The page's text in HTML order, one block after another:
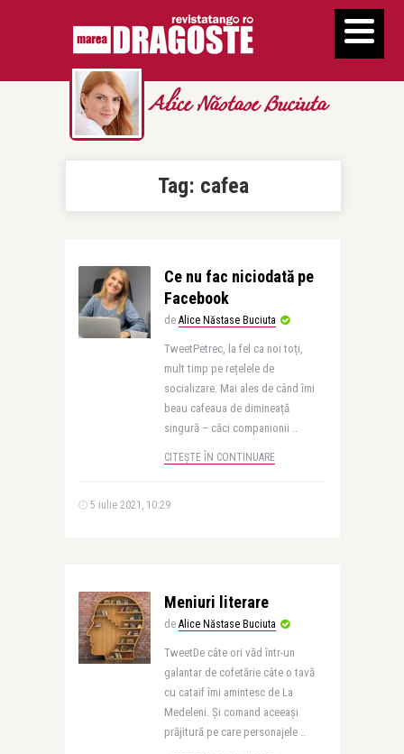
Alice Năstase Buciuta
Tag: cafea
Ce nu fac niciodată pe
Facebook
de Alice Năstase Buciuta
TweetPetrec, la fel ca noi toți,
mult timp pe rețelele de
socializare. Mai ales de când îmi
beau cafeaua de dimineață
singură – căci companionii ..
CITEȘTE ÎN CONTINUARE
5 iulie 2021, 10:29
Meniuri literare
de Alice Năstase Buciuta
TweetDe câte ori văd într-un
galantar de cofetărie câte o tavă
cu cataif îmi amintesc de La
Medeleni. Şi comand aceeaşi
prăjitură pe care personajele ..